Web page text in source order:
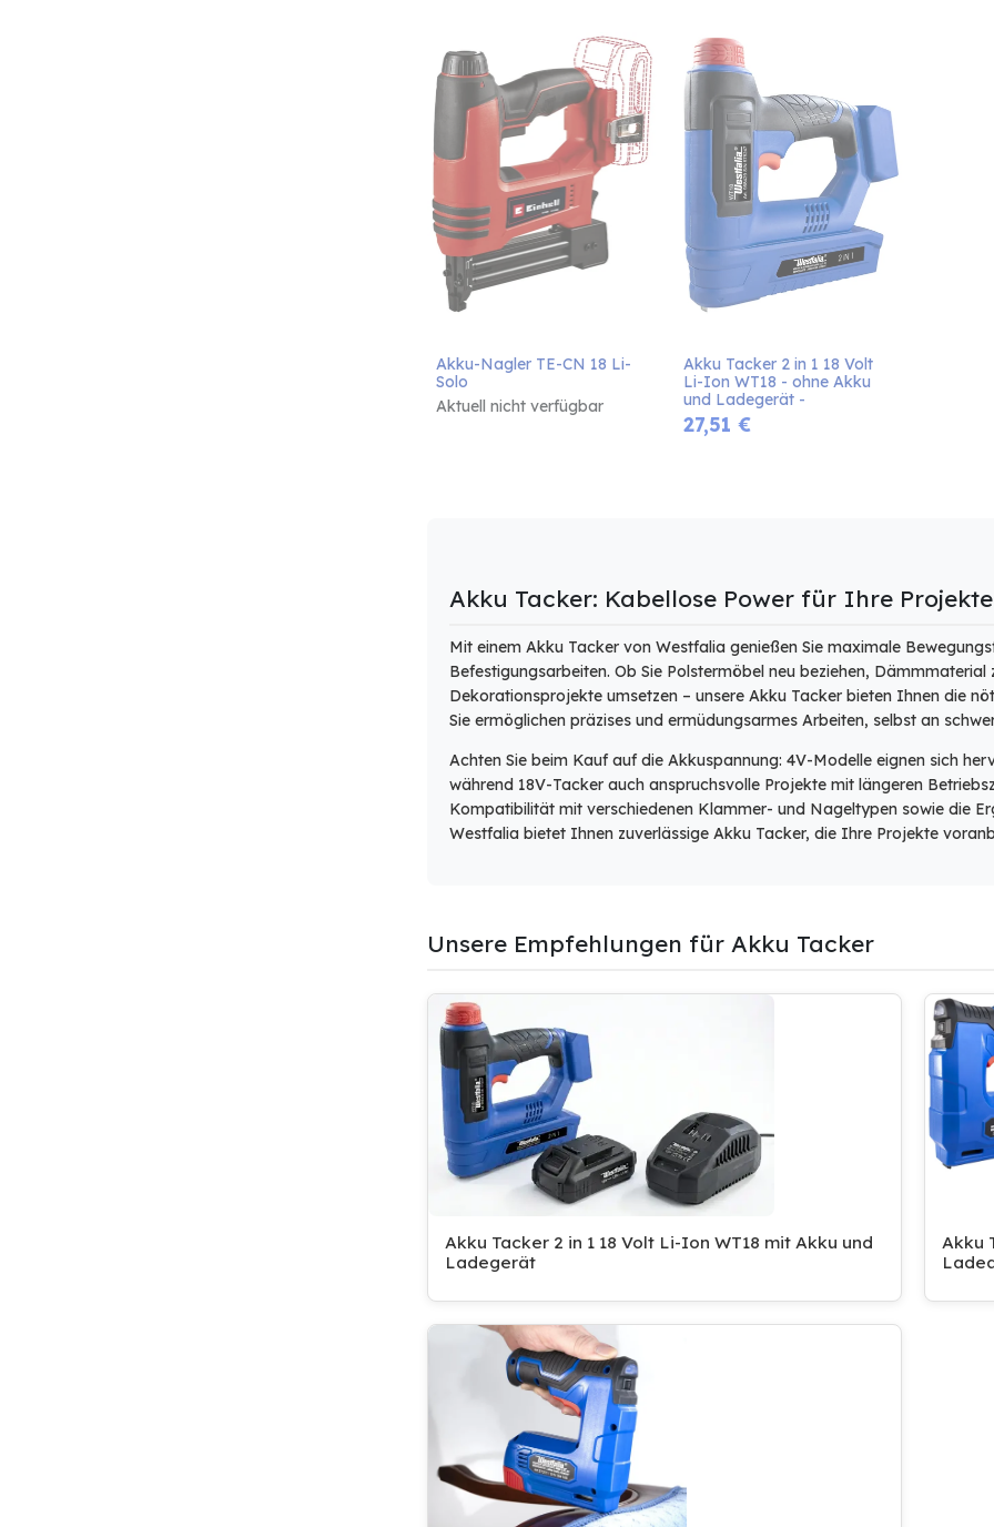
Akku-Nagler TE-CN 18 Li-
Solo
Aktuell nicht verfügbar
Akku Tacker 2 in 1 18 Volt
Li-Ion WT18 - ohne Akku
und Ladegerät -
27,51 €
Akku Tacker: Kabellose Power für Ihre Projekte
Mit einem Akku Tacker von Westfalia genießen Sie maximale
Befestigungsarbeiten. Ob Sie Polstermöbel neu beziehen,
Dekorationsprojekte umsetzen – unsere Akku Tacker bieten Ihnen die
Sie ermöglichen präzises und ermüdungsarmes Arbeiten, selbst an
Achten Sie beim Kauf auf die Akkuspannung: 4V-Modelle eignen sich
während 18V-Tacker auch anspruchsvolle Projekte mit längeren
Kompatibilität mit verschiedenen Klammer- und Nageltypen sowie die
Westfalia bietet Ihnen zuverlässige Akku Tacker, die Ihre Projekte
Unsere Empfehlungen für Akku Tacker
Akku Tacker 2 in 1 18 Volt Li-Ion WT18 mit Akku und
Ladegerät
Akku